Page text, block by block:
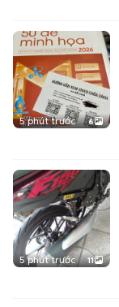
5 phút trước 6
5 phút trước 11